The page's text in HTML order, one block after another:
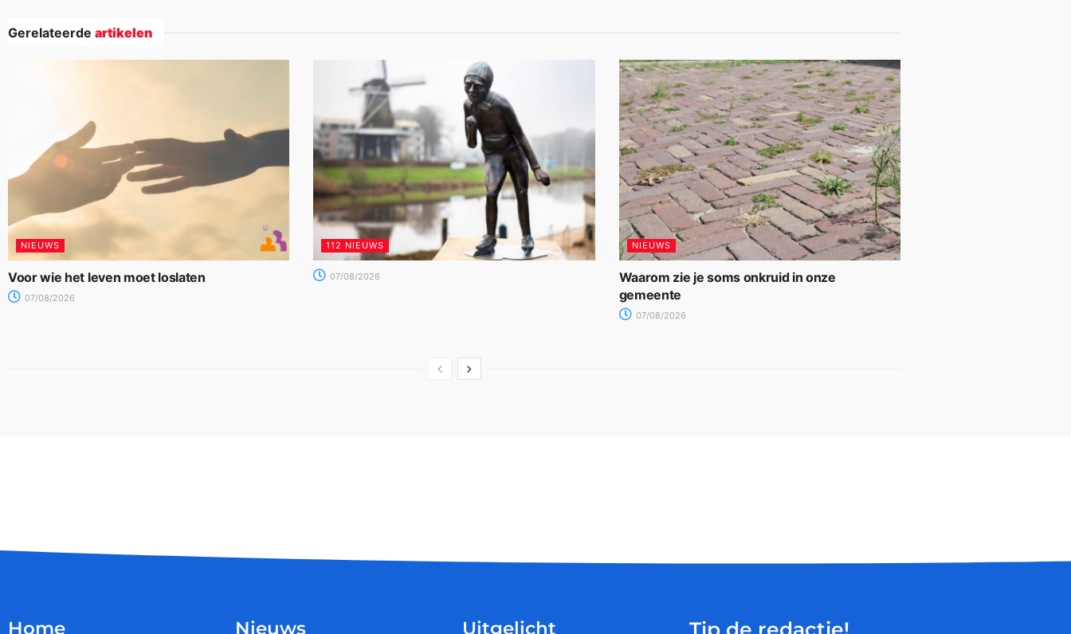
Gerelateerde artikelen
NIEUWS
Voor wie het leven moet loslaten
07/08/2026
112 NIEUWS
07/08/2026
NIEUWS
Waarom zie je soms onkruid in onze
gemeente
07/08/2026
Home Nieuws Uitgelicht